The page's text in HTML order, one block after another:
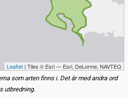
Leaflet | Tiles © Esri — Esri, DeLorme, NAVTEQ
som arten finns i. Det är med andra ord
utbredning.